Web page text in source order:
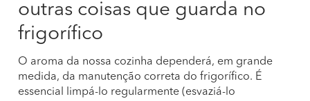
outras coisas que guarda no
frigorífico
O aroma da nossa cozinha dependerá, em grande
medida, da manutenção correta do frigorífico. É
essencial limpá-lo regularmente (esvaziá-lo